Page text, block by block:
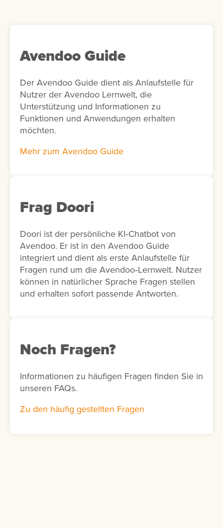
werden. In diesem Fall schlägt die KI
passende Interessen für die Nutzer vor. Ist
stattdessen alle verfügbaren Interessen
angezeigt.
Avendoo Guide
Der Avendoo Guide dient als Anlaufstelle für
Nutzer der Avendoo Lernwelt, die
Unterstützung und Informationen zu
Funktionen und Anwendungen erhalten
möchten.
Mehr zum Avendoo Guide
Frag Doori
Doori ist der persönliche KI‑Chatbot von
Avendoo. Er ist in den Avendoo Guide
integriert und dient als erste Anlaufstelle für
Fragen rund um die Avendoo‑Lernwelt. Nutzer
können in natürlicher Sprache Fragen stellen
und erhalten sofort passende Antworten.
Noch Fragen?
Informationen zu häufigen Fragen finden Sie in
unseren FAQs.
Zu den häufig gestellten Fragen